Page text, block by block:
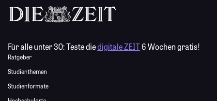
Für alle unter 30:Teste diedigitale ZEIT6 Wochen gratis!
Ratgeber
Studienthemen
Studienformate